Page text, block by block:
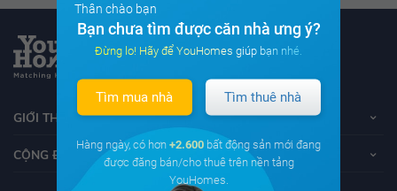
GIỚI THIỆU VỀ YOUHOMES
CỘNG ĐỒNG YOUHOMERS
Thân chào bạn
Bạn chưa tìm được căn nhà ưng ý?
Đừng lo! Hãy để YouHomes giúp bạn nhé.
Tìm mua nhà Tìm thuê nhà
Hàng ngày, có hơn +2.600 bất động sản mới đang
được đăng bán/cho thuê trên nền tảng
YouHomes.